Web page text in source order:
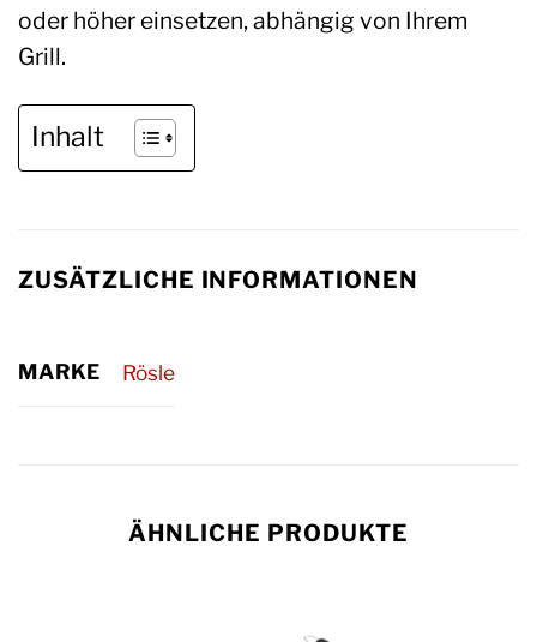
oder höher einsetzen, abhängig von Ihrem
Grill.
Inhalt
ZUSÄTZLICHE INFORMATIONEN
MARKE Rösle
ÄHNLICHE PRODUKTE